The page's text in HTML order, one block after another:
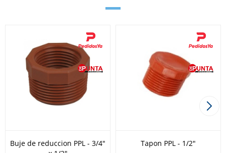
Buje de reduccion PPL - 3/4"
Tapon PPL - 1/2"